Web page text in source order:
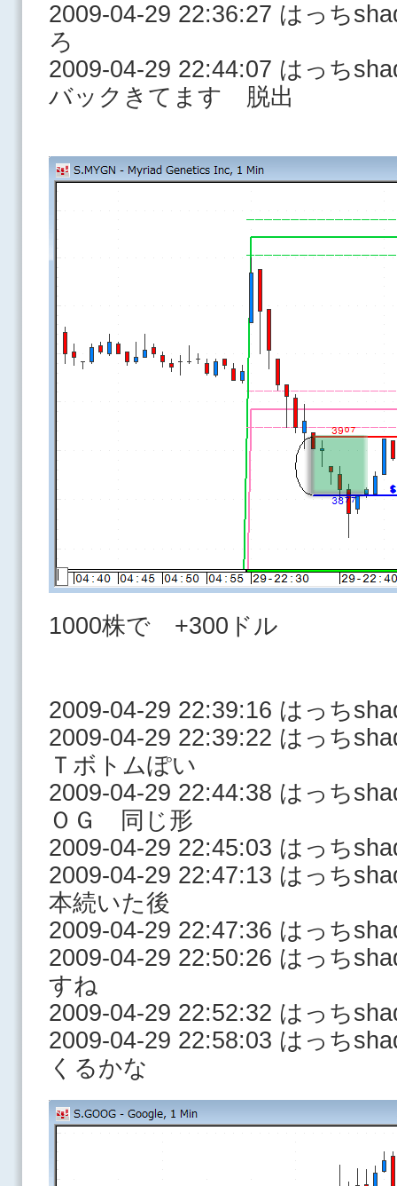
2009-04-29 22:36:27 はっち
ろ
2009-04-29 22:44:07 はっち
バックきてます 脱出
1000株で +300ドル
2009-04-29 22:39:16 はっち
2009-04-29 22:39:22 はっち
Ｔボトムぽい
2009-04-29 22:44:38 はっち
ＯＧ 同じ形
2009-04-29 22:45:03 はっち
2009-04-29 22:47:13 はっち
本続いた後
2009-04-29 22:47:36 はっち
2009-04-29 22:50:26 はっち
すね
2009-04-29 22:52:32 はっち
2009-04-29 22:58:03 はっち
くるかな